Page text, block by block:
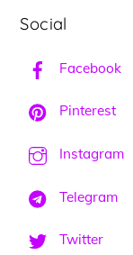
Social
Facebook
Pinterest
Instagram
Telegram
Twitter